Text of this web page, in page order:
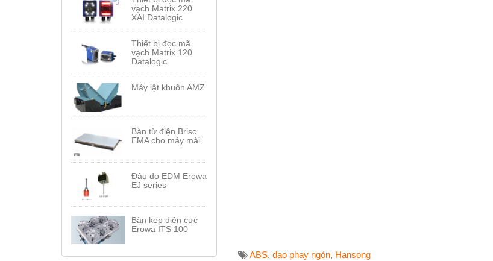
vạch Matrix 220
XAI Datalogic
Thiết bị đọc mã
vạch Matrix 120
Datalogic
Máy lật khuôn AMZ
Bàn từ điện Brisc
EMA cho máy mài
Đâu đo EDM Erowa
EJ series
Bàn kẹp điện cực
Erowa ITS 100
ABS, dao phay ngón, Hansong